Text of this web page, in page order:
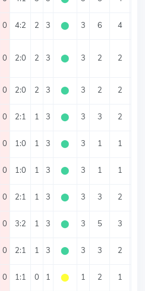
0 4:2 2 3 ⬤ 3 6 4
0 2:0 2 3 ⬤ 3 2 2
0 2:0 2 3 ⬤ 3 2 2
0 2:1 1 3 ⬤ 3 3 2
0 1:0 1 3 ⬤ 3 1 1
0 1:0 1 3 ⬤ 3 1 1
0 2:1 1 3 ⬤ 3 3 2
0 3:2 1 3 ⬤ 3 5 3
0 2:1 1 3 ⬤ 3 3 2
0 1:1 0 1 ⬤ 1 2 1